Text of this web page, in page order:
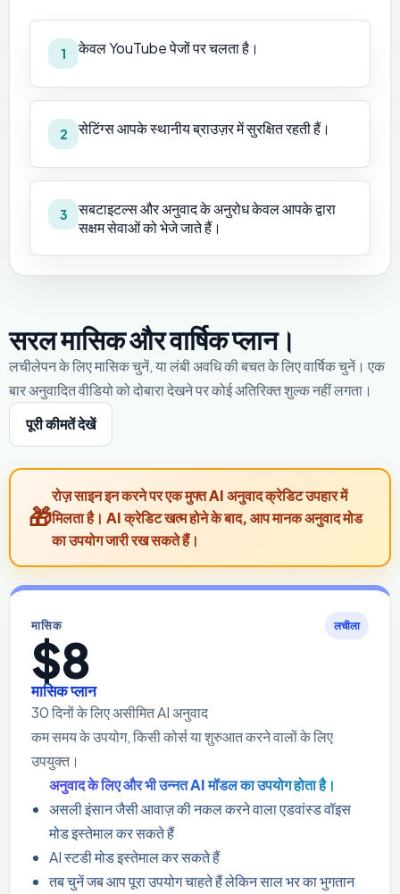
1 केवल YouTube पेजों पर चलता है।
2 सेटिंग्स आपके स्थानीय ब्राउज़र में सुरक्षित रहती हैं।
3
सबटाइटल्स और अनुवाद के अनुरोध केवल आपके द्वारा
सक्षम सेवाओं को भेजे जाते हैं।
सरल मासिक और वार्षिक प्लान।
लचीलेपन के लिए मासिक चुनें, या लंबी अवधि की बचत के लिए वार्षिक चुनें। एक
बार अनुवादित वीडियो को दोबारा देखने पर कोई अतिरिक्त शुल्क नहीं लगता।
पूरी कीमतें देखें
रोज़ साइन इन करने पर एक मुफ्त AI अनुवाद क्रेडिट उपहार में
मिलता है। AI क्रेडिट खत्म होने के बाद, आप मानक अनुवाद मोड
का उपयोग जारी रख सकते हैं।
मासिक लचीला
$8
मासिक प्लान
30 दिनों के लिए असीमित AI अनुवाद
कम समय के उपयोग, किसी कोर्स या शुरुआत करने वालों के लिए
उपयुक्त।
अनुवाद के लिए और भी उन्नत AI मॉडल का उपयोग होता है।
असली इंसान जैसी आवाज़ की नकल करने वाला एडवांस्ड वॉइस
मोड इस्तेमाल कर सकते हैं
AI स्टडी मोड इस्तेमाल कर सकते हैं
तब चुनें जब आप पूरा उपयोग चाहते हैं लेकिन साल भर का भुगतान